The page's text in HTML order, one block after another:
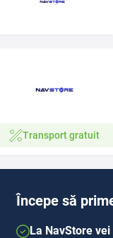
Transport gratuit
Începe să
La NavStore